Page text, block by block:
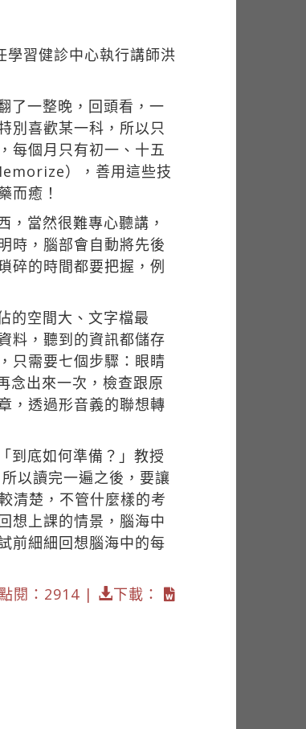
習健診中心執行講師洪
了一整晚，回頭看，一
別喜歡某一科，所以只
每個月只有初一、十五
），善用這些技
而癒！
，當然很難專心聽講，
時，腦部會自動將先後
碎的時間都要把握，例
的空間大、文字檔最
料，聽到的資訊都儲存
只需要七個步驟：眼睛
念出來一次，檢查跟原
，透過形音義的聯想轉
到底如何準備？」教授
以讀完一遍之後，要讓
清楚，不管什麼樣的考
想上課的情景，腦海中
前細細回想腦海中的每
點閱：2914 | 下載：